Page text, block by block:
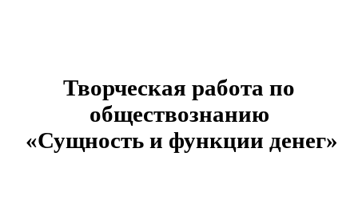
Творческая работа по
обществознанию
«Сущность и функции денег»